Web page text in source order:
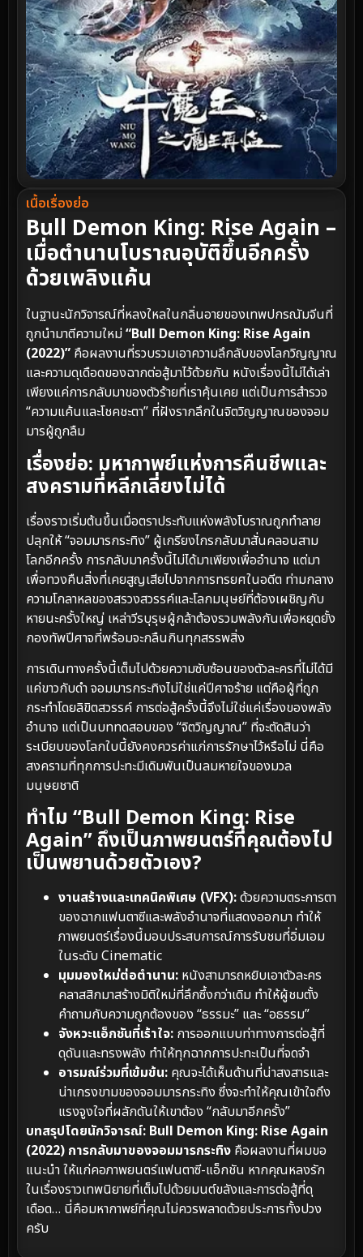
เนื้อเรื่องย่อ
Bull Demon King: Rise Again –
เมื่อตำนานโบราณอุบัติขึ้นอีกครั้ง
ด้วยเพลิงแค้น
ในฐานะนักวิจารณ์ที่หลงใหลในกลิ่นอายของเทพปกรณัมจีนที่
ถูกนำมาตีความใหม่“Bull Demon King: Rise Again
(2022)” คือผลงานที่รวบรวมเอาความลึกลับของโลกวิญญาณ
และความดุเดือดของฉากต่อสู้มาไว้ด้วยกัน หนังเรื่องนี้ไม่ได้เล่า
เพียงแค่การกลับมาของตัวร้ายที่เราคุ้นเคย แต่เป็นการสำรวจ
“ความแค้นและโชคชะตา” ที่ฝังรากลึกในจิตวิญญาณของจอม
มารผู้ถูกลืม
เรื่องย่อ: มหากาพย์แห่งการคืนชีพและ
สงครามที่หลีกเลี่ยงไม่ได้
เรื่องราวเริ่มต้นขึ้นเมื่อตราประทับแห่งพลังโบราณถูกทำลาย
ปลุกให้ “จอมมารกระทิง” ผู้เกรียงไกรกลับมาสั่นคลอนสาม
โลกอีกครั้ง การกลับมาครั้งนี้ไม่ได้มาเพียงเพื่ออำนาจ แต่มา
เพื่อทวงคืนสิ่งที่เคยสูญเสียไปจากการทรยศในอดีต ท่ามกลาง
ความโกลาหลของสรวงสวรรค์และโลกมนุษย์ที่ต้องเผชิญกับ
หายนะครั้งใหญ่ เหล่าวีรบุรุษผู้กล้าต้องรวมพลังกันเพื่อหยุดยั้ง
กองทัพปีศาจที่พร้อมจะกลืนกินทุกสรรพสิ่ง
การเดินทางครั้งนี้เต็มไปด้วยความซับซ้อนของตัวละครที่ไม่ได้มี
แค่ขาวกับดำ จอมมารกระทิงไม่ใช่แค่ปีศาจร้าย แต่คือผู้ที่ถูก
กระทำโดยลิขิตสวรรค์ การต่อสู้ครั้งนี้จึงไม่ใช่แค่เรื่องของพลัง
อำนาจ แต่เป็นบททดสอบของ “จิตวิญญาณ” ที่จะตัดสินว่า
ระเบียบของโลกใบนี้ยังคงควรค่าแก่การรักษาไว้หรือไม่ นี่คือ
สงครามที่ทุกการปะทะมีเดิมพันเป็นลมหายใจของมวล
มนุษยชาติ
ทำไม “Bull Demon King: Rise
Again” ถึงเป็นภาพยนตร์ที่คุณต้องไป
เป็นพยานด้วยตัวเอง?
งานสร้างและเทคนิคพิเศษ (VFX):ด้วยความตระการตา
ของฉากแฟนตาซีและพลังอำนาจที่แสดงออกมา ทำให้
ภาพยนตร์เรื่องนี้มอบประสบการณ์การรับชมที่อิ่มเอม
ในระดับ Cinematic
มุมมองใหม่ต่อตำนาน: หนังสามารถหยิบเอาตัวละคร
คลาสสิกมาสร้างมิติใหม่ที่ลึกซึ้งกว่าเดิม ทำให้ผู้ชมตั้ง
คำถามกับความถูกต้องของ “ธรรมะ” และ “อธรรม”
จังหวะแอ็กชันที่เร้าใจ: การออกแบบท่าทางการต่อสู้ที่
ดุดันและทรงพลัง ทำให้ทุกฉากการปะทะเป็นที่จดจำ
อารมณ์ร่วมที่เข้มข้น: คุณจะได้เห็นด้านที่น่าสงสารและ
น่าเกรงขามของจอมมารกระทิง ซึ่งจะทำให้คุณเข้าใจถึง
แรงจูงใจที่ผลักดันให้เขาต้อง “กลับมาอีกครั้ง”
บทสรุปโดยนักวิจารณ์: Bull Demon King: Rise Again
(2022) การกลับมาของจอมมารกระทิง คือผลงานที่ผมขอ
แนะนำ ให้แก่คอภาพยนตร์แฟนตาซี-แอ็กชัน หากคุณหลงรัก
ในเรื่องราวเทพนิยายที่เต็มไปด้วยมนต์ขลังและการต่อสู้ที่ดุ
เดือด… นี่คือมหากาพย์ที่คุณไม่ควรพลาดด้วยประการทั้งปวง
ครับ